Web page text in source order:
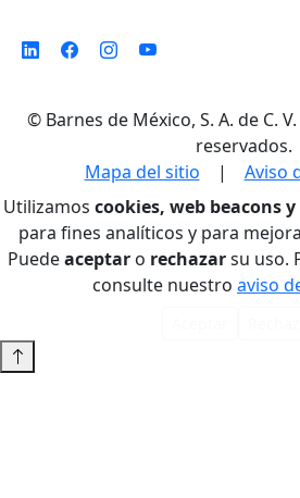
© Barnes de México, S. A. de C.
reservados.
Mapa del sitio | Aviso
Utilizamos cookies, web beacons
para fines analíticos y para
Puedeaceptaro rechazarsu uso.
consulte nuestro aviso